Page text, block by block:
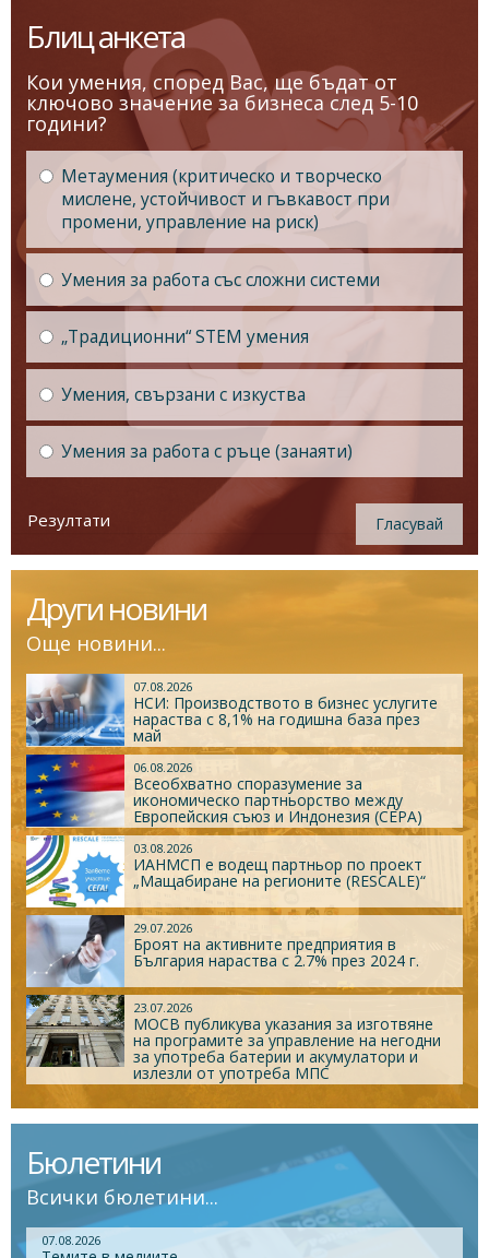
Блиц анкета
Кои умения, според Вас, ще бъдат от
ключово значение за бизнеса след 5-10
години?
Метаумения (критическо и творческо
мислене, устойчивост и гъвкавост при
промени, управление на риск)
Умения за работа със сложни системи
„Традиционни“ STEM умения
Умения, свързани с изкуства
Умения за работа с ръце (занаяти)
Резултати Гласувай
Други новини
Още новини...
07.08.2026
НСИ: Производството в бизнес услугите
нараства с 8,1% на годишна база през
май
06.08.2026
Всеобхватно споразумение за
икономическо партньорство между
Европейския съюз и Индонезия (CEPA)
03.08.2026
ИАНМСП е водещ партньор по проект
„Мащабиране на регионите (RESCALE)“
29.07.2026
Броят на активните предприятия в
България нараства с 2.7% през 2024 г.
23.07.2026
МОСВ публикува указания за изготвяне
на програмите за управление на негодни
за употреба батерии и акумулатори и
излезли от употреба МПС
Бюлетини
Всички бюлетини...
07.08.2026